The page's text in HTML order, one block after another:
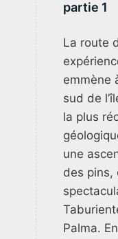
partie 1
La route
emmène
sud de
la plus
une
des pins,
Palma.